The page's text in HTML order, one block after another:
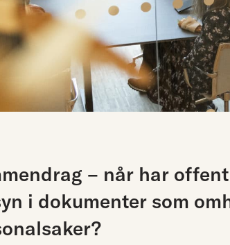
– når har
i dokumenter som